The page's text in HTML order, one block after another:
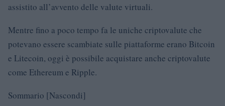
assistito all’avvento delle valute virtuali.
Mentre fino a poco tempo fa le uniche criptovalute che
potevano essere scambiate sulle piattaforme erano Bitcoin
e Litecoin, oggi è possibile acquistare anche criptovalute
come Ethereum e Ripple.
Sommario [Nascondi]